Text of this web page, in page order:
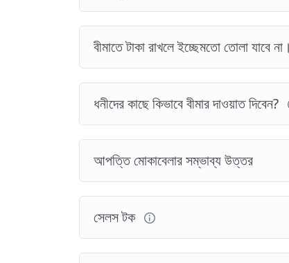
বীমাতে টাকা রাখলে ইচ্ছেমতো তোলা যাবে
ধনীদের কাছে কিভাবে বীমার দাওয়াত দিবেন?
আপত্তি মোকাবেলার সম্ভাব্য উত্তর
সেলস টক